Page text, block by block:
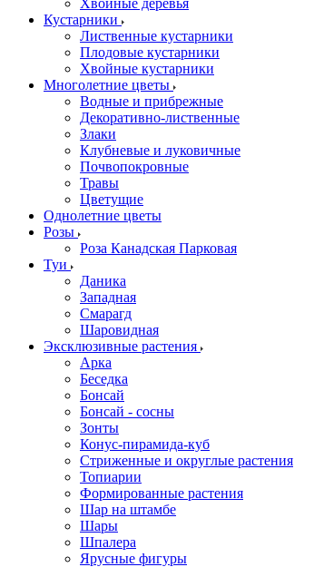
Хвойные деревья
Кустарники
Лиственные кустарники
Плодовые кустарники
Хвойные кустарники
Многолетние цветы
Водные и прибрежные
Декоративно-лиственные
Злаки
Клубневые и луковичные
Почвопокровные
Травы
Цветущие
Однолетние цветы
Розы
Роза Канадская Парковая
Туи
Даника
Западная
Смарагд
Шаровидная
Эксклюзивные растения
Арка
Беседка
Бонсай
Бонсай - сосны
Зонты
Конус-пирамида-куб
Стриженные и округлые растения
Топиарии
Формированные растения
Шар на штамбе
Шары
Шпалера
Ярусные фигуры